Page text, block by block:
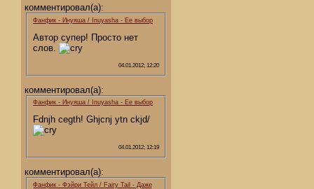
комментировал(а):
Фанфик - Инуяша / Inuyasha - Ее выбор
Автор супер! Просто нет
слов.
04.01.2012; 12:20
комментировал(а):
Фанфик - Инуяша / Inuyasha - Ее выбор
Fdnjh cegth! Ghjcnj ytn ckjd/
04.01.2012; 12:19
комментировал(а):
Фанфик - Фэйри Тейл / Fairy Tail - Даже